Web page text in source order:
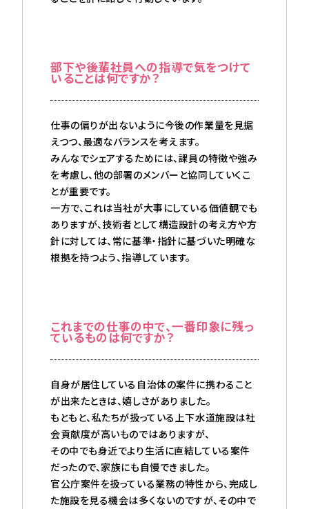
部下や後輩社員への指導で気をつけて
いることは何ですか？
仕事の偏りが出ないように今後の作業量を見据
えつつ、最適なバランスを考えます。
みんなでシェアするためには、課員の特徴や強み
を考慮し、他の部署のメンバーと協同していくこ
とが重要です。
一方で、これは当社が大事にしている価値観でも
ありますが、技術者として構造設計の考え方や方
針に対しては、常に基準・指針に基づいた明確な
根拠を持つよう、指導しています。
これまでの仕事の中で、一番印象に残っ
ているものは何ですか？
自身が居住している自治体の案件に携わること
が出来たときは、嬉しさがありました。
もともと、私たちが扱っている上下水道施設は社
会貢献度が高いものではありますが、
その中でも身近でより生活に直結している案件
だったので、家族にも自慢できました。
官公庁案件を扱っている業務の特性から、完成し
た施設を見る機会は多くないのですが、その中で